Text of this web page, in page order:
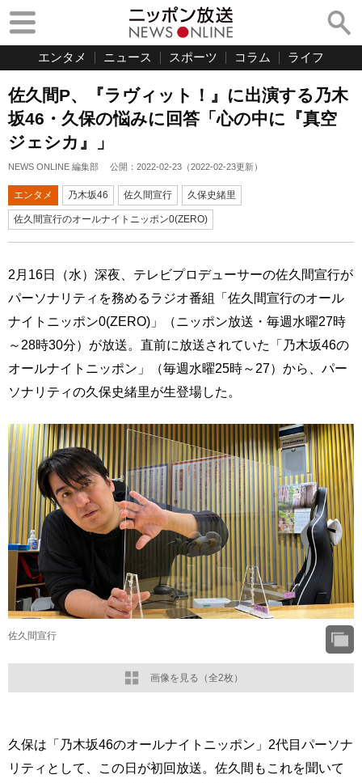
エンタメ ニュース スポーツ コラム ライフ
佐久間P、『ラヴィット！』に出演する乃木
坂46・久保の悩みに回答「心の中に『真空
ジェシカ』」
NEWS ONLINE 編集部 公開： 2022-02-23 （2022-02-23更新）
エンタメ 乃木坂46 佐久間宣行 久保史緒里
佐久間宣行のオールナイトニッポン0(ZERO)
2月16日（水）深夜、テレビプロデューサーの佐久間宣行が
パーソナリティを務めるラジオ番組「佐久間宣行のオール
ナイトニッポン0(ZERO)」（ニッポン放送・毎週水曜27時
～28時30分）が放送。直前に放送されていた「乃木坂46の
オールナイトニッポン」（毎週水曜25時～27）から、パー
ソナリティの久保史緒里が生登場した。
画像を見る（全2枚）
佐久間宣行
久保は「乃木坂46のオールナイトニッポン」2代目パーソナ
リティとして、この日が初回放送。佐久間もこれを聞いて